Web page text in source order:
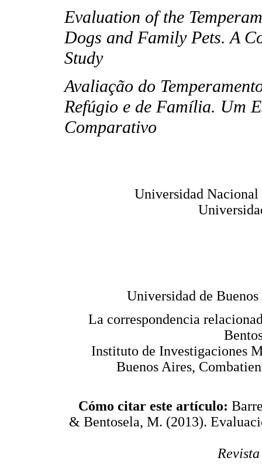
Evaluation of the
Dogs and Family Pets. A
Study
Avaliação do
Refúgio e de Família. Um
Comparativo
Universidad
Universidad de
La correspondencia
Instituto de Investigaciones
Buenos Aires,
Cómo citar este artículo:
& Bentosela, M. (2013).